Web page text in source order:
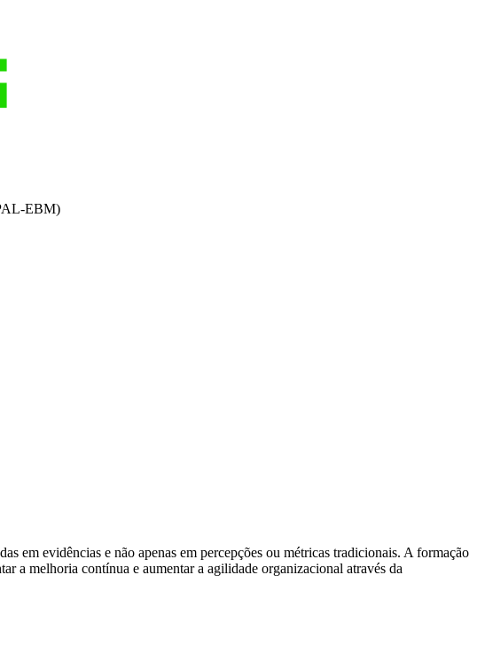
EBM)
em evidências e não apenas em percepções ou métricas tradicionais. A formação
a melhoria contínua e aumentar a agilidade organizacional através da